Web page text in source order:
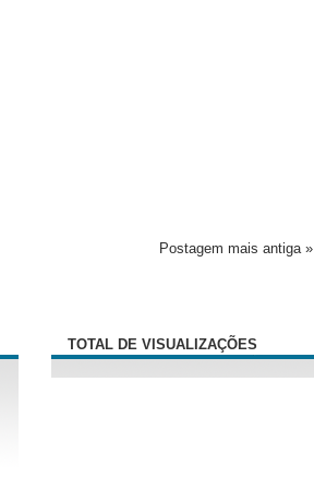
Postagem mais antiga »
TOTAL DE VISUALIZAÇÕES